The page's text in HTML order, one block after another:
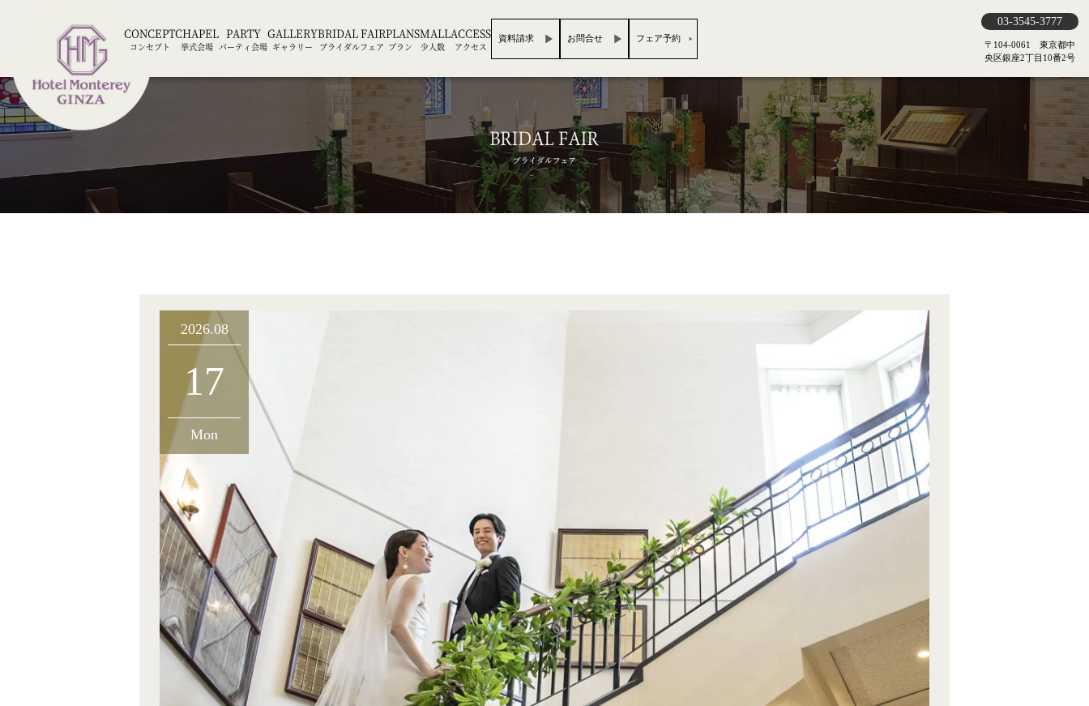
CONCEPT
コンセプト
CHAPEL
挙式会場
PARTY
パーティ会場
GALLERY
ギャラリー
BRIDAL FAIR
ブライダルフェア
PLAN
プラン
SMALL
少人数
ACCESS
アクセス
資料請求 お問合せ フェア予約
03-3545-3777
〒104-0061 東京都中
央区銀座2丁目10番2号
2026.08
17
Mon